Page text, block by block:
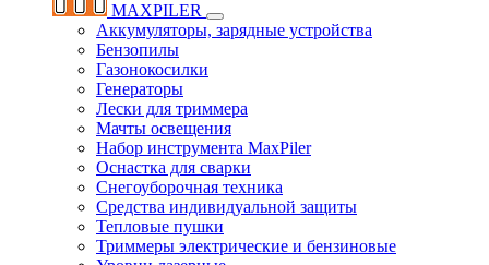
MAXPILER
Аккумуляторы, зарядные устройства
Бензопилы
Газонокосилки
Генераторы
Лески для триммера
Мачты освещения
Набор инструмента MaxPiler
Оснастка для сварки
Снегоуборочная техника
Средства индивидуальной защиты
Тепловые пушки
Триммеры электрические и бензиновые